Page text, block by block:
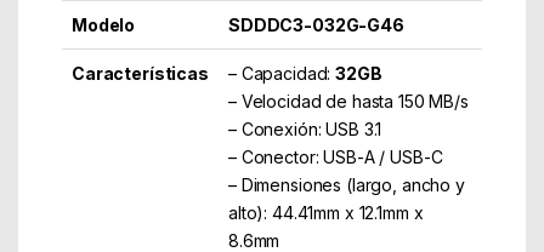
Modelo SDDDC3-032G-G46
Características – Capacidad:32GB
– Velocidad de hasta 150 MB/s
– Conexión: USB 3.1
– Conector: USB-A / USB-C
– Dimensiones (largo, ancho y
alto): 44.41mm x 12.1mm x
8.6mm